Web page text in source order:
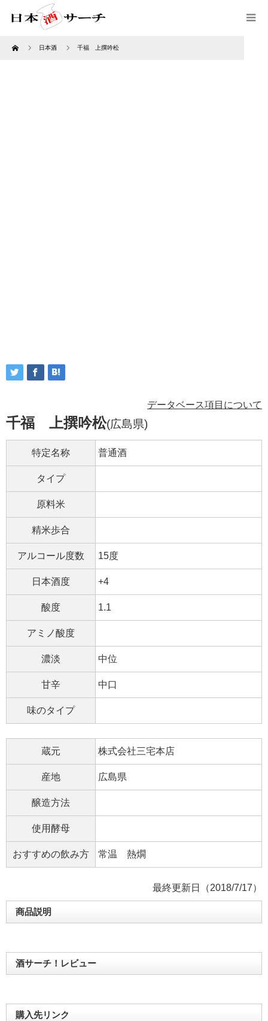
Home 日本酒 千福 上撰吟松
データベース項目について
千福 上撰吟松(広島県)
特定名称 普通酒
タイプ
原料米
精米歩合
アルコール度数 15度
日本酒度 +4
酸度 1.1
アミノ酸度
濃淡 中位
甘辛 中口
味のタイプ
蔵元 株式会社三宅本店
産地 広島県
醸造方法
使用酵母
おすすめの飲み方 常温 熱燗
最終更新日（2018/7/17）
商品説明
酒サーチ！レビュー
購入先リンク